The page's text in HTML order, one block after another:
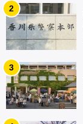
2
3